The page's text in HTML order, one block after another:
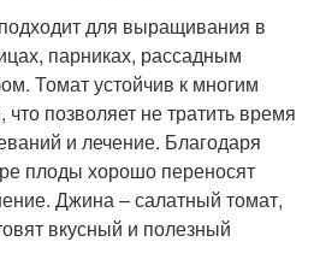
для выращивания в
парниках, рассадным
Томат устойчив к многим
позволяет не тратить время
и лечение. Благодаря
плоды хорошо переносят
Джина – салатный томат,
вкусный и полезный